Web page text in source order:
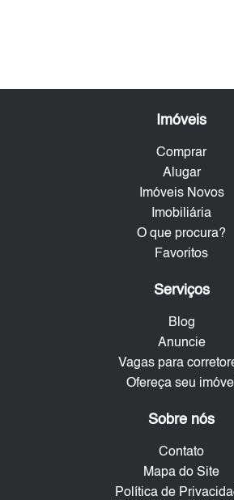
Imóveis
Comprar
Alugar
Imóveis Novos
Imobiliária
O que procura?
Favoritos
Serviços
Blog
Anuncie
Vagas para
Ofereça seu imóvel
Sobre nós
Contato
Mapa do Site
Política de